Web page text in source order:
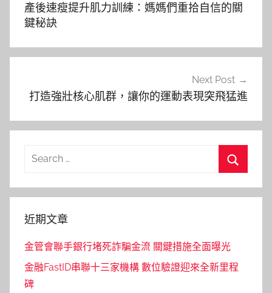
導
覽
產後速瘦提升肌力訓練：媽媽們重拾自信的關
鍵秘訣
Next Post
打造強壯核心肌群，讓你的運動表現突飛猛進
Search
近期文章
金管會聯手銀行堵死詐騙金流 關鍵措施全面曝光
金融FastID串聯十三家機構 數位驗證迎來全新里程
碑